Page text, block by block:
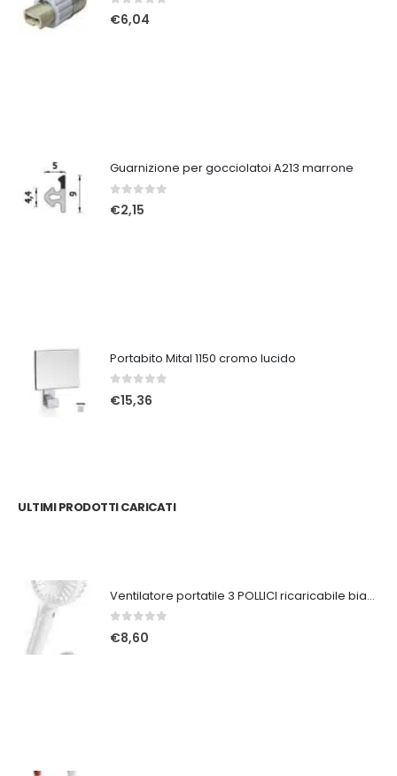
0Su 5
€6,04
Guarnizione per gocciolatoi A213 marrone
Su 5
€2,15
Portabito Mital 1150 cromo lucido
Su 5
€15,36
ULTIMI PRODOTTI CARICATI
Ventilatore portatile 3 POLLICI ricaricabile bianco
Su 5
€8,60